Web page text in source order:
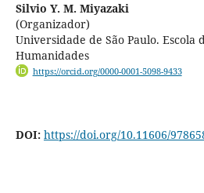
Silvio Y. M. Miyazaki
(Organizador)
Universidade de São Paulo. Escola
Humanidades
https://orcid.org/0000-0001-5098-9433
DOI: https://doi.org/10.11606/